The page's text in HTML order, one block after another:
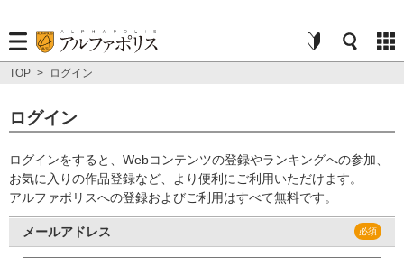
TOP > ログイン
ログイン
ログインをすると、Webコンテンツの登録やランキングへの参加、
お気に入りの作品登録など、より便利にご利用いただけます。
アルファポリスへの登録およびご利用はすべて無料です。
メールアドレス